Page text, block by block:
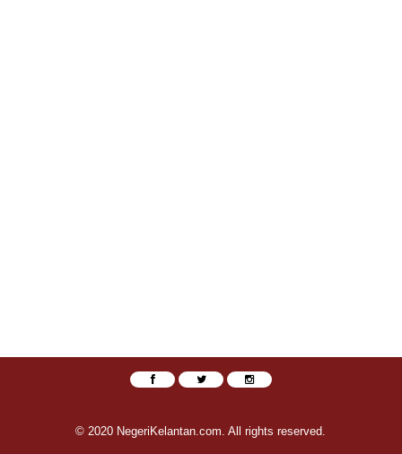
© 2020 NegeriKelantan.com. All rights reserved.